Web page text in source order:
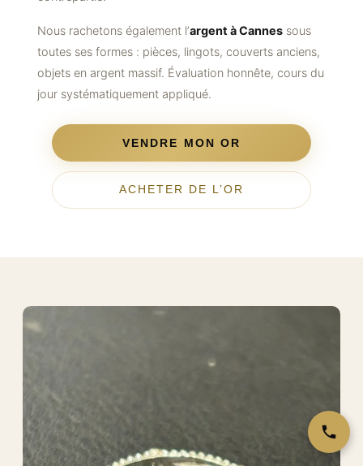
Nous rachetons également l’argent à Cannes sous
toutes ses formes : pièces, lingots, couverts anciens,
objets en argent massif. Évaluation honnête, cours du
jour systématiquement appliqué.
VENDRE MON OR
ACHETER DE L’OR